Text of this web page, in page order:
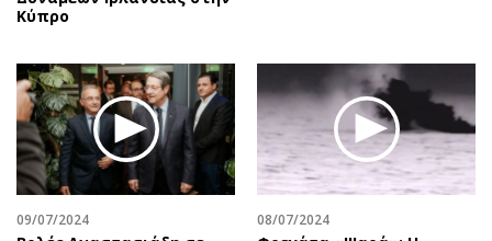
Κύπρο
09/07/2024 08/07/2024